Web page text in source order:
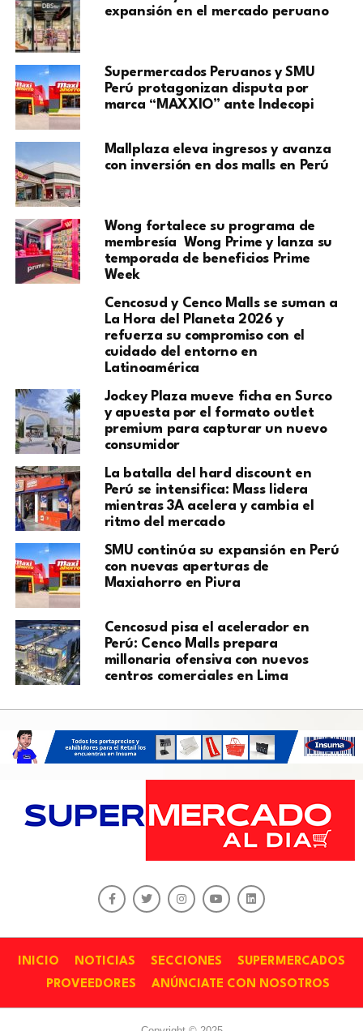
expansión en el mercado peruano
Supermercados Peruanos y SMU
Perú protagonizan disputa por
marca “MAXXIO” ante Indecopi
Mallplaza eleva ingresos y avanza
con inversión en dos malls en Perú
Wong fortalece su programa de
membresía Wong Prime y lanza su
temporada de beneficios Prime
Week
Cencosud y Cenco Malls se suman a
La Hora del Planeta 2026 y
refuerza su compromiso con el
cuidado del entorno en
Latinoamérica
Jockey Plaza mueve ficha en Surco
y apuesta por el formato outlet
premium para capturar un nuevo
consumidor
La batalla del hard discount en
Perú se intensifica: Mass lidera
mientras 3A acelera y cambia el
ritmo del mercado
SMU continúa su expansión en Perú
con nuevas aperturas de
Maxiahorro en Piura
Cencosud pisa el acelerador en
Perú: Cenco Malls prepara
millonaria ofensiva con nuevos
centros comerciales en Lima
INICIO NOTICIAS SECCIONES
SUPERMERCADOS
PROVEEDORES
ANÚNCIATE CON NOSOTROS